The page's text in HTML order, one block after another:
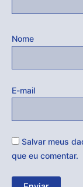
Nome
E-mail
Salvar meus
que eu comentar.